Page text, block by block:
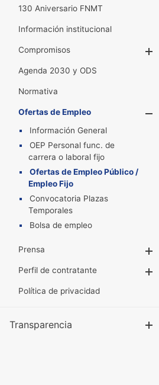
130 Aniversario FNMT
Información institucional
Compromisos
Agenda 2030 y ODS
Normativa
Ofertas de Empleo
Información General
OEP Personal func. de
carrera o laboral fijo
Ofertas de Empleo Público /
Empleo Fijo
Convocatoria Plazas
Temporales
Bolsa de empleo
Prensa
Perfil de contratante
Política de privacidad
Transparencia